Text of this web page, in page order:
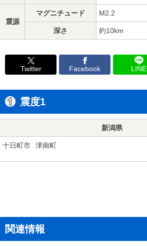
震源
マグニチュード M2.2
深さ 約10km
Twitter Facebook LINE
震度1
新潟県
十日町市 津南町
関連情報